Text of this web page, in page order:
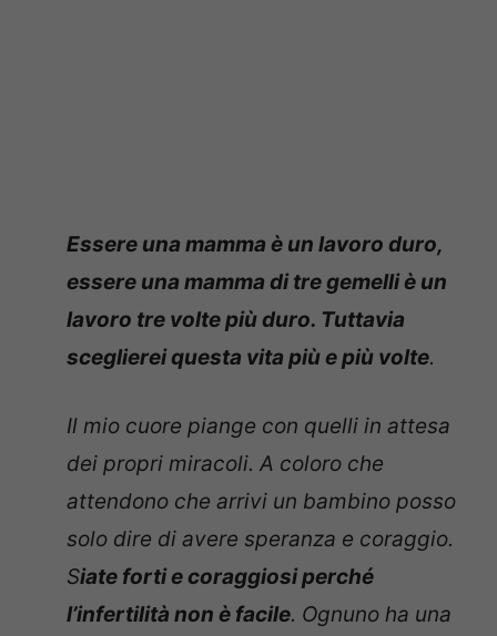
Essere una mamma è un lavoro duro,
essere una mamma di tre gemelli è un
lavoro tre volte più duro. Tuttavia
sceglierei questa vita più e più volte.
Il mio cuore piange con quelli in attesa
dei propri miracoli. A coloro che
attendono che arrivi un bambino posso
solo dire di avere speranza e coraggio.
Siate forti e coraggiosi perché
l’infertilità non è facile. Ognuno ha una